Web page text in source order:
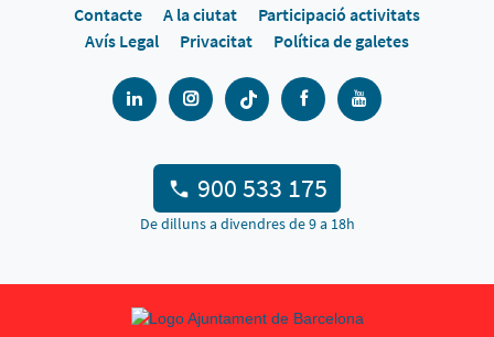
Contacte A la ciutat
Participació activitats
Avís Legal
Privacitat Política de galetes
900 533 175
De dilluns a divendres de 9 a 18h